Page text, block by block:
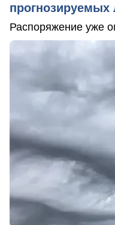
прогнозируемых
Распоряжение уже